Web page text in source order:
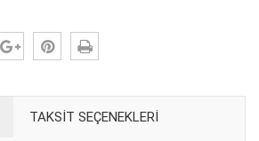
TAKSIT SEÇENEKLERI